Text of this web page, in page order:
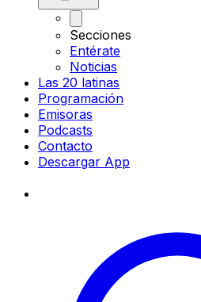
Secciones
Entérate
Noticias
Las 20 latinas
Programación
Emisoras
Podcasts
Contacto
Descargar App